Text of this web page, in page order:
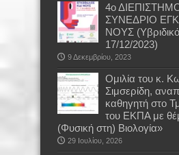
4ο
ΣΥΝΕΔΡΙΟ
ΝΟΥΣ
17/12/2023)
9 Δεκεμβρίου, 2023
Oμιλία του κ.
Σιμσερίδη,
καθηγητή στο
του ΕΚΠΑ με
(Φυσική στη) Βιολογία»
29 Ιουλίου, 2026